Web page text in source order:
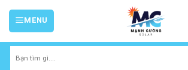
Skip
kiếm:
MENU